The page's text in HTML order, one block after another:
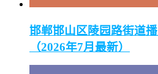
邯郸邯山区陵园路街道
（2026年7月最新）